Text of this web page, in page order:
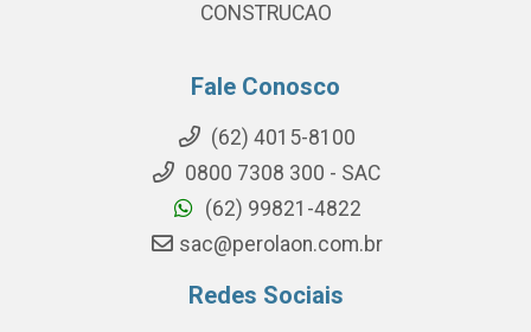
CONSTRUCAO
Fale Conosco
(62) 4015-8100
0800 7308 300 - SAC
(62) 99821-4822
sac@perolaon.com.br
Redes Sociais